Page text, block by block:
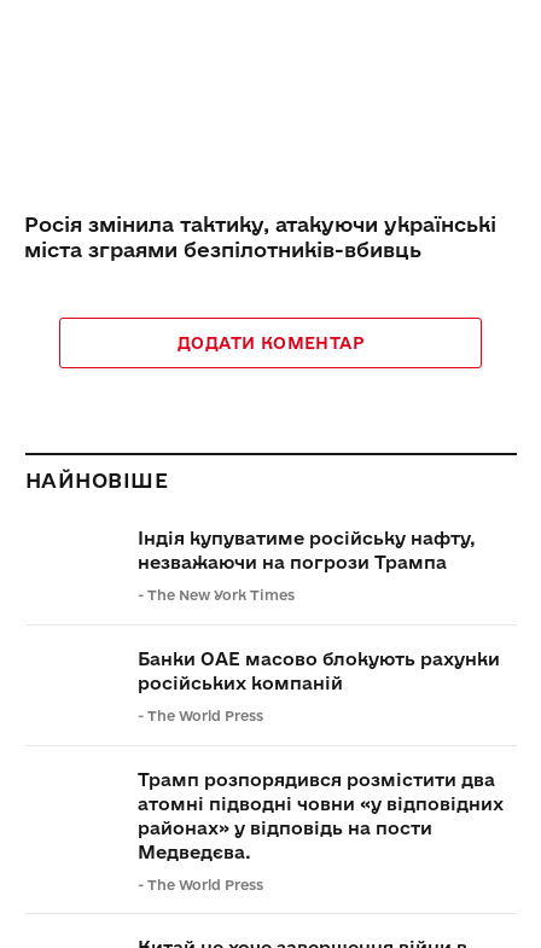
Росія змінила тактику, атакуючи українські
міста зграями безпілотників-вбивць
ДОДАТИ КОМЕНТАР
НАЙНОВІШЕ
Індія купуватиме російську нафту,
незважаючи на погрози Трампа
- The New York Times
Банки ОАЕ масово блокують рахунки
російських компаній
- The World Press
Трамп розпорядився розмістити два
атомні підводні човни «у відповідних
районах» у відповідь на пости
Медведєва.
- The World Press